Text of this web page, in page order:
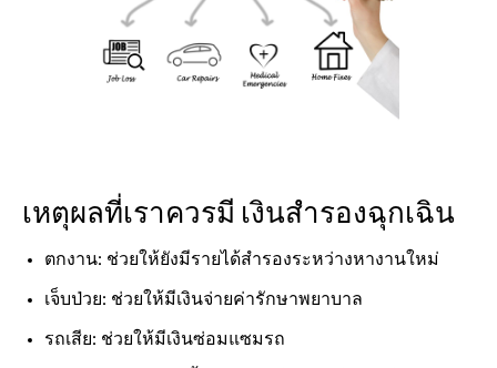
เหตุผลที่เราควรมี เงินสำรองฉุกเฉิน
ตกงาน: ช่วยให้ยังมีรายได้สำรองระหว่างหางานใหม่
เจ็บป่วย: ช่วยให้มีเงินจ่ายค่ารักษาพยาบาล
รถเสีย: ช่วยให้มีเงินซ่อมแซมรถ